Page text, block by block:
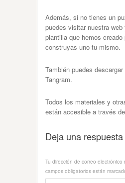
Además, si no tienes un
puedes visitar nuestra
plantilla que hemos creado
construyas uno tu mismo.
También puedes
Tangram.
Todos los materiales y
están accesible a través
Deja una respuesta
Tu dirección de correo electrónico
campos obligatorios están